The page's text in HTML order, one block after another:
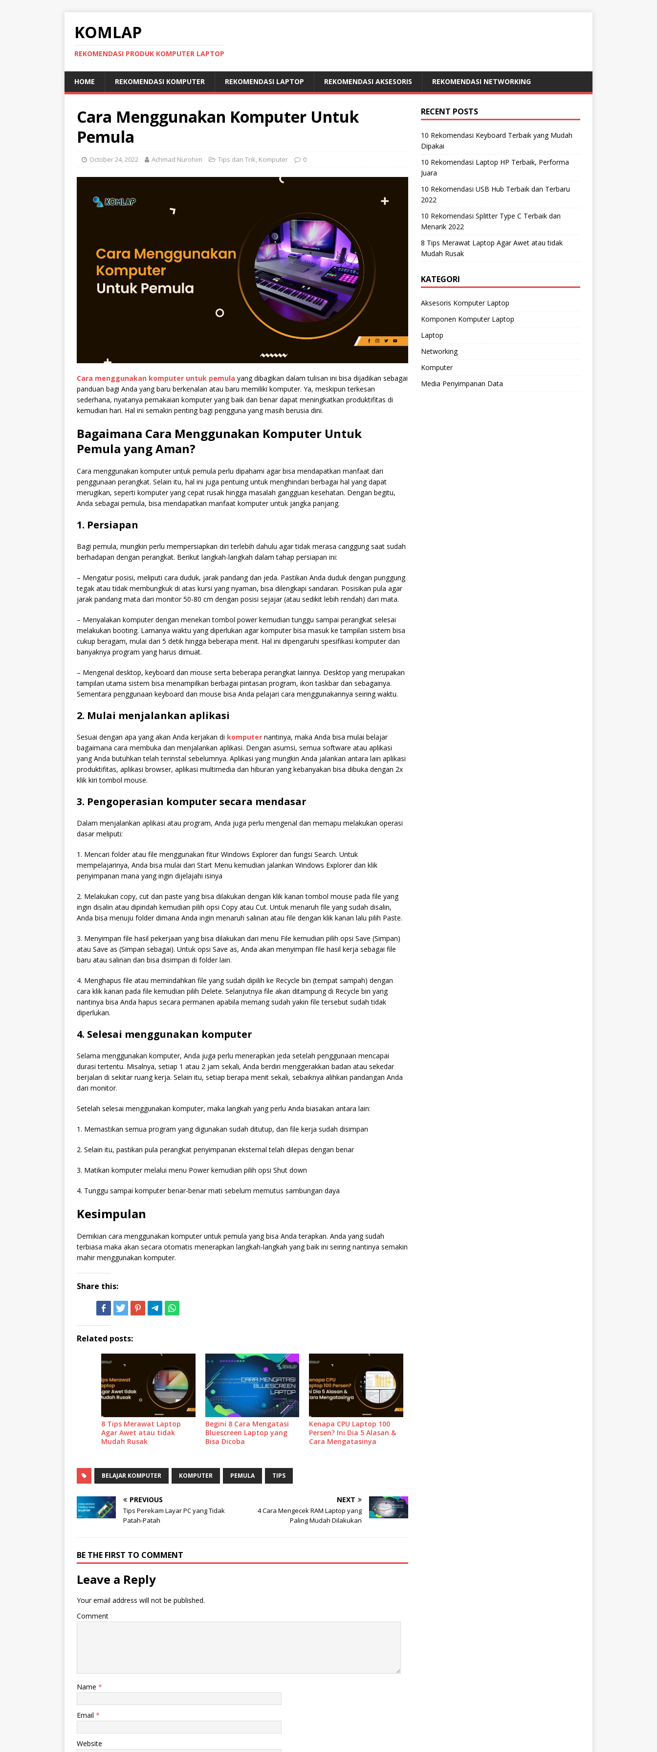
KOMLAP
REKOMENDASI PRODUK KOMPUTER LAPTOP
HOME REKOMENDASI KOMPUTER REKOMENDASI LAPTOP REKOMENDASI AKSESORIS REKOMENDASI NETWORKING
Cara Menggunakan Komputer Untuk
Pemula
October 24, 2022 Achmad Nurohim Tips dan Trik, Komputer 0
Cara menggunakan komputer untuk pemula yang dibagikan dalam tulisan ini bisa dijadikan sebagai
panduan bagi Anda yang baru berkenalan atau baru memiliki komputer. Ya, meskipun terkesan
sederhana, nyatanya pemakaian komputer yang baik dan benar dapat meningkatkan produktifitas di
kemudian hari. Hal ini semakin penting bagi pengguna yang masih berusia dini.
Bagaimana Cara Menggunakan Komputer Untuk
Pemula yang Aman?
Cara menggunakan komputer untuk pemula perlu dipahami agar bisa mendapatkan manfaat dari
penggunaan perangkat. Selain itu, hal ini juga pentuing untuk menghindari berbagai hal yang dapat
merugikan, seperti komputer yang cepat rusak hingga masalah gangguan kesehatan. Dengan begitu,
Anda sebagai pemula, bisa mendapatkan manfaat komputer untuk jangka panjang.
1. Persiapan
Bagi pemula, mungkin perlu mempersiapkan diri terlebih dahulu agar tidak merasa canggung saat sudah
berhadapan dengan perangkat. Berikut langkah-langkah dalam tahap persiapan ini:
– Mengatur posisi, meliputi cara duduk, jarak pandang dan jeda. Pastikan Anda duduk dengan punggung
tegak atau tidak membungkuk di atas kursi yang nyaman, bisa dilengkapi sandaran. Posisikan pula agar
jarak pandang mata dari monitor 50-80 cm dengan posisi sejajar (atau sedikit lebih rendah) dari mata.
– Menyalakan komputer dengan menekan tombol power kemudian tunggu sampai perangkat selesai
melakukan booting. Lamanya waktu yang diperlukan agar komputer bisa masuk ke tampilan sistem bisa
cukup beragam, mulai dari 5 detik hingga beberapa menit. Hal ini dipengaruhi spesifikasi komputer dan
banyaknya program yang harus dimuat.
– Mengenal desktop, keyboard dan mouse serta beberapa perangkat lainnya. Desktop yang merupakan
tampilan utama sistem bisa menampilkan berbagai pintasan program, ikon taskbar dan sebagainya.
Sementara penggunaan keyboard dan mouse bisa Anda pelajari cara menggunakannya seiring waktu.
2. Mulai menjalankan aplikasi
Sesuai dengan apa yang akan Anda kerjakan di komputer nantinya, maka Anda bisa mulai belajar
bagaimana cara membuka dan menjalankan aplikasi. Dengan asumsi, semua software atau aplikasi
yang Anda butuhkan telah terinstal sebelumnya. Aplikasi yang mungkin Anda jalankan antara lain aplikasi
produktifitas, aplikasi browser, aplikasi multimedia dan hiburan yang kebanyakan bisa dibuka dengan 2x
klik kiri tombol mouse.
3. Pengoperasian komputer secara mendasar
Dalam menjalankan aplikasi atau program, Anda juga perlu mengenal dan memapu melakukan operasi
dasar meliputi:
1. Mencari folder atau file menggunakan fitur Windows Explorer dan fungsi Search. Untuk
mempelajarinya, Anda bisa mulai dari Start Menu kemudian jalankan Windows Explorer dan klik
penyimpanan mana yang ingin dijelajahi isinya
2. Melakukan copy, cut dan paste yang bisa dilakukan dengan klik kanan tombol mouse pada file yang
ingin disalin atau dipindah kemudian pilih opsi Copy atau Cut. Untuk menaruh file yang sudah disalin,
Anda bisa menuju folder dimana Anda ingin menaruh salinan atau file dengan klik kanan lalu pilih Paste.
3. Menyimpan file hasil pekerjaan yang bisa dilakukan dari menu File kemudian pilih opsi Save (Simpan)
atau Save as (Simpan sebagai). Untuk opsi Save as, Anda akan menyimpan file hasil kerja sebagai file
baru atau salinan dan bisa disimpan di folder lain.
4. Menghapus file atau memindahkan file yang sudah dipilih ke Recycle bin (tempat sampah) dengan
cara klik kanan pada file kemudian pilih Delete. Selanjutnya file akan ditampung di Recycle bin yang
nantinya bisa Anda hapus secara permanen apabila memang sudah yakin file tersebut sudah tidak
diperlukan.
4. Selesai menggunakan komputer
Selama menggunakan komputer, Anda juga perlu menerapkan jeda setelah penggunaan mencapai
durasi tertentu. Misalnya, setiap 1 atau 2 jam sekali, Anda berdiri menggerakkan badan atau sekedar
berjalan di sekitar ruang kerja. Selain itu, setiap berapa menit sekali, sebaiknya alihkan pandangan Anda
dari monitor.
Setelah selesai menggunakan komputer, maka langkah yang perlu Anda biasakan antara lain:
1. Memastikan semua program yang digunakan sudah ditutup, dan file kerja sudah disimpan
2. Selain itu, pastikan pula perangkat penyimpanan eksternal telah dilepas dengan benar
3. Matikan komputer melalui menu Power kemudian pilih opsi Shut down
4. Tunggu sampai komputer benar-benar mati sebelum memutus sambungan daya
Kesimpulan
Demikian cara menggunakan komputer untuk pemula yang bisa Anda terapkan. Anda yang sudah
terbiasa maka akan secara otomatis menerapkan langkah-langkah yang baik ini seiring nantinya semakin
mahir menggunakan komputer.
Share this:
Related posts:
8 Tips Merawat Laptop
Agar Awet atau tidak
Mudah Rusak
Begini 8 Cara Mengatasi
Bluescreen Laptop yang
Bisa Dicoba
Kenapa CPU Laptop 100
Persen? Ini Dia 5 Alasan &
Cara Mengatasinya
BELAJAR KOMPUTER KOMPUTER PEMULA TIPS
PREVIOUS
Tips Perekam Layar PC yang Tidak
Patah-Patah
NEXT
4 Cara Mengecek RAM Laptop yang
Paling Mudah Dilakukan
BE THE FIRST TO COMMENT
Leave a Reply
Your email address will not be published.
Comment
Name *
Email *
Website
RECENT POSTS
10 Rekomendasi Keyboard Terbaik yang Mudah
Dipakai
10 Rekomendasi Laptop HP Terbaik, Performa
Juara
10 Rekomendasi USB Hub Terbaik dan Terbaru
2022
10 Rekomendasi Splitter Type C Terbaik dan
Menarik 2022
8 Tips Merawat Laptop Agar Awet atau tidak
Mudah Rusak
KATEGORI
Aksesoris Komputer Laptop
Komponen Komputer Laptop
Laptop
Networking
Komputer
Media Penyimpanan Data